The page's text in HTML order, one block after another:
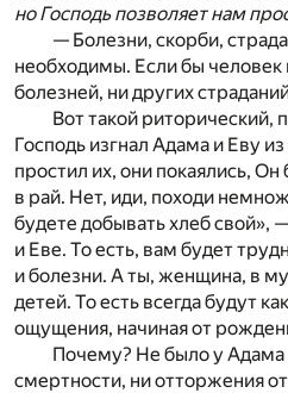
но Господь позволяет нам
— Болезни, скорби,
необходимы. Если бы
болезней, ни других
Вот такой риторический,
Господь изгнал Адама и Еву
простил их, они покаялись,
в рай. Нет, иди, походи
будете добывать хлеб свой»,
и Еве. То есть, вам будет
и болезни. А ты, женщина, в
детей. То есть всегда будут
ощущения, начиная от
Почему? Не было у Адама
смертности, ни отторжения